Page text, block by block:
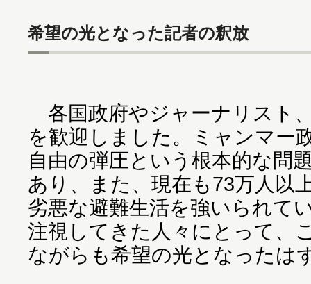
希望の光となった記者の釈放
各国政府やジャーナリスト
を歓迎しました。ミャンマー
自由の弾圧という根本的な問
あり、また、現在も73万人以
劣悪な避難生活を強いられて
注視してきた人々にとって、
ながらも希望の光となったは